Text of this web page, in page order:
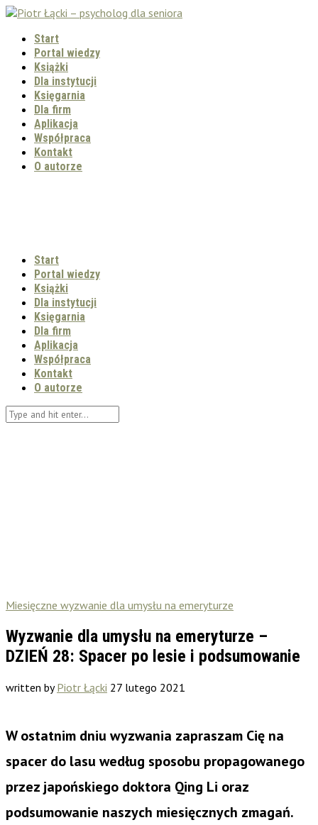
Start
Portal wiedzy
Książki
Dla instytucji
Księgarnia
Dla firm
Aplikacja
Współpraca
Kontakt
O autorze
Start
Portal wiedzy
Książki
Dla instytucji
Księgarnia
Dla firm
Aplikacja
Współpraca
Kontakt
O autorze
Miesięczne wyzwanie dla umysłu na emeryturze
Wyzwanie dla umysłu na emeryturze –
DZIEŃ 28: Spacer po lesie i podsumowanie
written byPiotr Łącki 27 lutego 2021
W ostatnim dniu wyzwania zapraszam Cię na
spacer do lasu według sposobu propagowanego
przez japońskiego doktora Qing Li oraz
podsumowanie naszych miesięcznych zmagań.